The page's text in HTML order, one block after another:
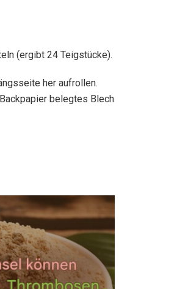
(ergibt 24 Teigstücke).
her aufrollen.
belegtes Blech